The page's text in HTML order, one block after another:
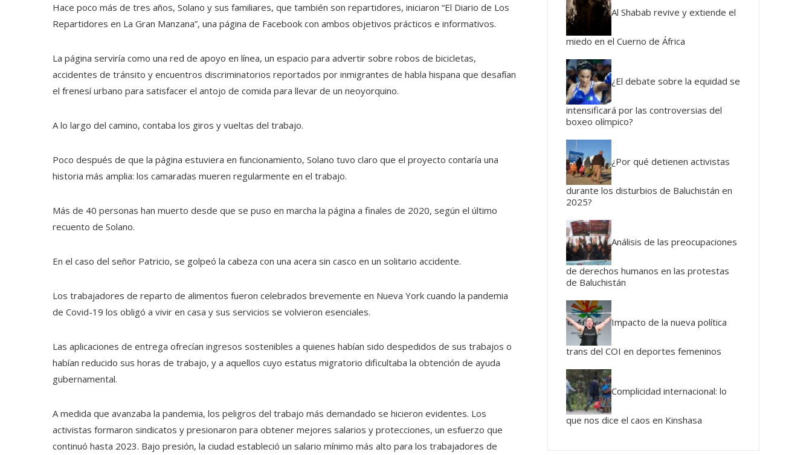
Hace poco más de tres años, Solano y sus familiares, que también son repartidores, iniciaron “El Diario de Los
Repartidores en La Gran Manzana”, una página de Facebook con ambos objetivos prácticos e informativos.
La página serviría como una red de apoyo en línea, un espacio para advertir sobre robos de bicicletas,
accidentes de tránsito y encuentros discriminatorios reportados por inmigrantes de habla hispana que desafían
el frenesí urbano para satisfacer el antojo de comida para llevar de un neoyorquino.
A lo largo del camino, contaba los giros y vueltas del trabajo.
Poco después de que la página estuviera en funcionamiento, Solano tuvo claro que el proyecto contaría una
historia más amplia: los camaradas mueren regularmente en el trabajo.
Más de 40 personas han muerto desde que se puso en marcha la página a finales de 2020, según el último
recuento de Solano.
En el caso del señor Patricio, se golpeó la cabeza con una acera sin casco en un solitario accidente.
Los trabajadores de reparto de alimentos fueron celebrados brevemente en Nueva York cuando la pandemia
de Covid-19 los obligó a vivir en casa y sus servicios se volvieron esenciales.
Las aplicaciones de entrega ofrecían ingresos sostenibles a quienes habían sido despedidos de sus trabajos o
habían reducido sus horas de trabajo, y a aquellos cuyo estatus migratorio dificultaba la obtención de ayuda
gubernamental.
A medida que avanzaba la pandemia, los peligros del trabajo más demandado se hicieron evidentes. Los
activistas formaron sindicatos y presionaron para obtener mejores salarios y protecciones, un esfuerzo que
continuó hasta 2023. Bajo presión, la ciudad estableció un salario mínimo más alto para los trabajadores de
Al Shabab revive y extiende el
miedo en el Cuerno de África
¿El debate sobre la equidad se
intensificará por las controversias del
boxeo olímpico?
¿Por qué detienen activistas
durante los disturbios de Baluchistán en
2025?
Análisis de las preocupaciones
de derechos humanos en las protestas
de Baluchistán
Impacto de la nueva política
trans del COI en deportes femeninos
Complicidad internacional: lo
que nos dice el caos en Kinshasa